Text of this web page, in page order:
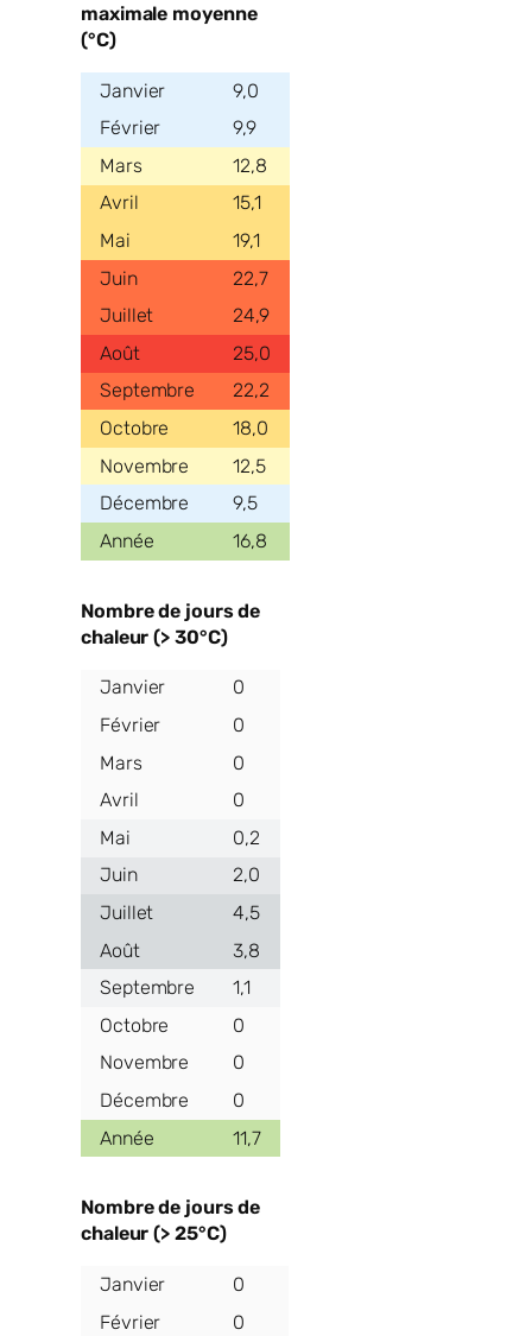
maximale moyenne
(°C)
9,0
9,9
12,8
15,1
19,1
22,7
24,9
25,0
22,2
18,0
12,5
9,5
16,8
Nombre de jours de
chaleur (> 30°C)
0
0
0
0
0,2
2,0
4,5
3,8
1,1
0
0
0
11,7
Nombre de jours de
chaleur (> 25°C)
0
0